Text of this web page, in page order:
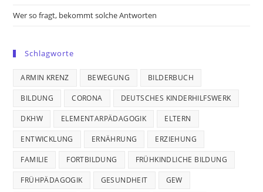
Wer so fragt, bekommt solche Antworten
Schlagworte
ARMIN KRENZ BEWEGUNG BILDERBUCH
BILDUNG CORONA DEUTSCHES KINDERHILFSWERK
DKHW ELEMENTARPÄDAGOGIK ELTERN
ENTWICKLUNG ERNÄHRUNG ERZIEHUNG
FAMILIE FORTBILDUNG FRÜHKINDLICHE BILDUNG
FRÜHPÄDAGOGIK GESUNDHEIT GEW